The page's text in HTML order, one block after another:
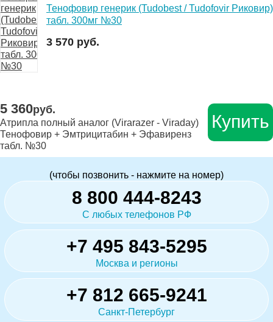
Тенофовир генерик (Tudobest / Tudofovir Риковир)
табл. 300мг №30
3 570 руб.
5 360руб.
Атрипла полный аналог (Virarazer - Viraday)
Тенофовир + Эмтрицитабин + Эфавиренз
табл. №30
Купить
(чтобы позвонить - нажмите на номер)
8 800 444-8243
С любых телефонов РФ
+7 495 843-5295
Москва и регионы
+7 812 665-9241
Санкт-Петербург